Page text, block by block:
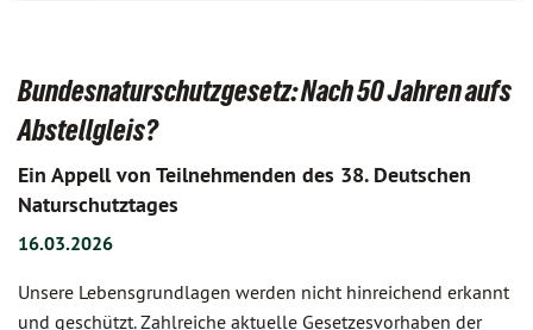
Bundesnaturschutzgesetz: Nach 50 Jahren aufs
Abstellgleis?
Ein Appell von Teilnehmenden des 38. Deutschen
Naturschutztages
16.03.2026
Unsere Lebensgrundlagen werden nicht hinreichend erkannt
und geschützt. Zahlreiche aktuelle Gesetzesvorhaben der